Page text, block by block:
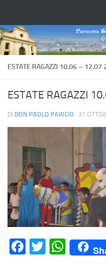
ESTATE RAGAZZI 10.06 – 12.07
ESTATE RAGAZZI
DI DON PAOLO PAWCIO · 31
Facebook
Twitter